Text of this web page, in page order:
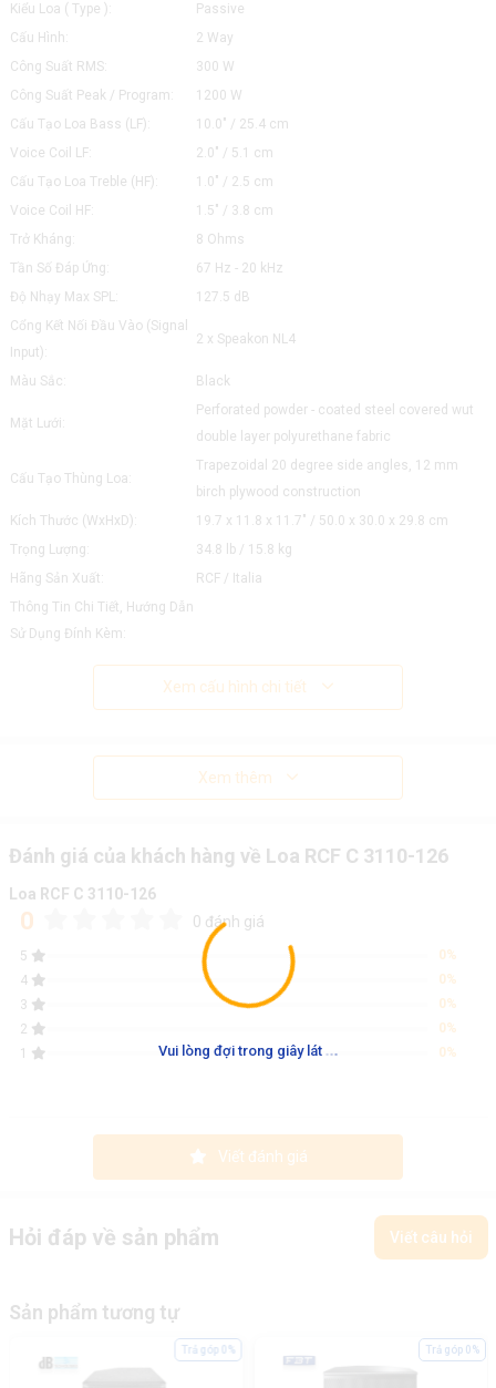
Vui lòng đợi trong giây lát ...
Kiểu Loa ( Type ):
Passive
Cấu Hình:
2 Way
Công Suất RMS:
300 W
Công Suất Peak / Program:
1200 W
Cấu Tạo Loa Bass (LF):
10.0" / 25.4 cm
Voice Coil LF:
2.0" / 5.1 cm
Cấu Tạo Loa Treble (HF):
1.0" / 2.5 cm
Voice Coil HF:
1.5" / 3.8 cm
Trở Kháng:
8 Ohms
Tần Số Đáp Ứng:
67 Hz - 20 kHz
Độ Nhạy Max SPL:
127.5 dB
Cổng Kết Nối Đầu Vào (Signal
Input):
2 x Speakon NL4
Màu Sắc: Black
Mặt Lưới:
Perforated powder - coated steel covered wut
double layer polyurethane fabric
Cấu Tạo Thùng Loa:
Trapezoidal 20 degree side angles, 12 mm
birch plywood construction
Kích Thước (WxHxD):
19.7 x 11.8 x 11.7" / 50.0 x 30.0 x 29.8 cm
Trọng Lượng:
34.8 lb / 15.8 kg
Hãng Sản Xuất:
RCF / Italia
Thông Tin Chi Tiết, Hướng Dẫn
Sử Dụng Đính Kèm:
Xem cấu hình chi tiết
Xem thêm
Đánh giá của khách hàng về Loa RCF C 3110-126
Loa RCF C 3110-126
0 0 đánh giá
5
0%
4
0%
3
0%
2
0%
1
0%
Viết đánh giá
Hỏi đáp về sản phẩm Viết câu hỏi
Sản phẩm tương tự
Trả góp 0% Trả góp 0%